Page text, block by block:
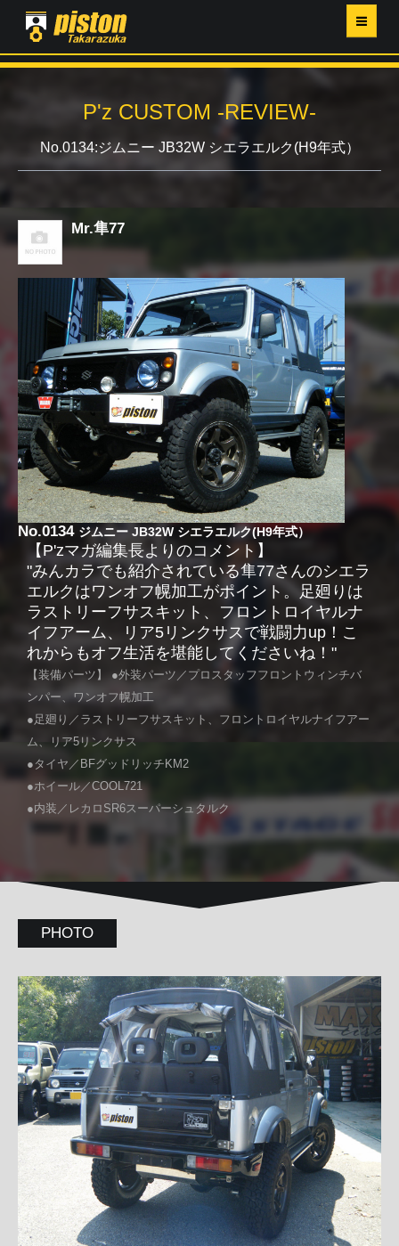
P'Z MAGAZINE
PISTON YAHOO店
店舗ご案内
P'z CUSTOM -REVIEW-
No.0134:ジムニー JB32W シエラエルク(H9年式）
Mr.隼77
No.0134 ジムニー JB32W シエラエルク(H9年式）
【P'zマガ編集長よりのコメント】
"みんカラでも紹介されている隼77さんのシエラ
エルクはワンオフ幌加工がポイント。足廻りは
ラストリーフサスキット、フロントロイヤルナ
イフアーム、リア5リンクサスで戦闘力up！こ
れからもオフ生活を堪能してくださいね！"
【装備パーツ】 ●外装パーツ／プロスタッフフロントウィンチバ
ンパー、ワンオフ幌加工
●足廻り／ラストリーフサスキット、フロントロイヤルナイフアー
ム、リア5リンクサス
●タイヤ／BFグッドリッチKM2
●ホイール／COOL721
●内装／レカロSR6スーパーシュタルク
PHOTO